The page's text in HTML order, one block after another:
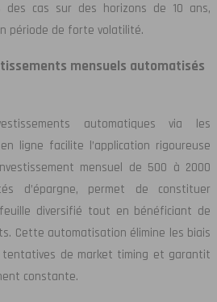
cas sur des horizons de 10 ans,
période de forte volatilité.
mensuels automatisés
automatiques via les
ligne facilite l’application rigoureuse
mensuel de 500 à 2000
d’épargne, permet de constituer
diversifié tout en bénéficiant de
Cette automatisation élimine les biais
tentatives de market timing et garantit
constante.